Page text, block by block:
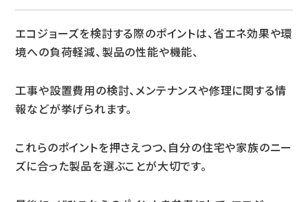
エコジョーズを検討する際のポイントは、省エネ効果や環
境への負荷軽減、製品の性能や機能、
工事や設置費用の検討、メンテナンスや修理に関する情
報などが挙げられます。
これらのポイントを押さえつつ、自分の住宅や家族のニー
ズに合った製品を選ぶことが大切です。